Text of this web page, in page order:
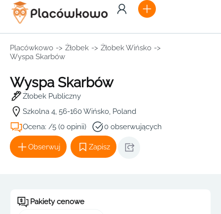
Placówkowo -> Żłobek -> Żłobek Wińsko ->
Wyspa Skarbów
Wyspa Skarbów
Żłobek Publiczny
Szkolna 4, 56-160 Wińsko, Poland
Ocena: /5 (0 opinii)
0 obserwujących
Obserwuj Zapisz
Pakiety cenowe